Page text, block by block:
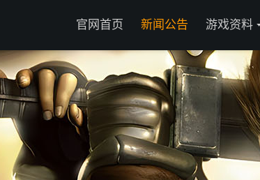
官网首页 新闻公告 游戏资料